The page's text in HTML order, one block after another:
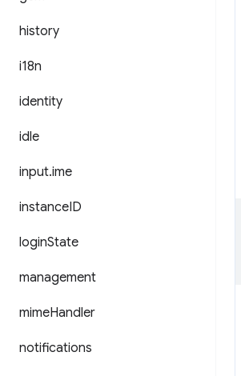
history
i18n
identity
idle
input.ime
instanceID
loginState
management
mimeHandler
notifications